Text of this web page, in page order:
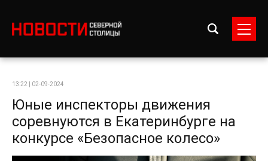
13:22 | 02-09-2024
Юные инспекторы движения
соревнуются в Екатеринбурге на
конкурсе «Безопасное колесо»